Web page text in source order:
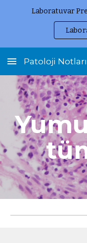
Laboratuvar
Patoloji Notları